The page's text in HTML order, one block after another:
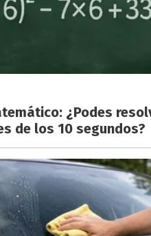
¿Podes
de los 10 segundos?